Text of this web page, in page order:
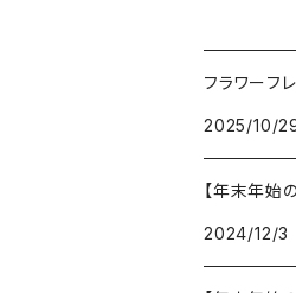
フラワーフ
2025/10/
【年末年始
2024/12/3